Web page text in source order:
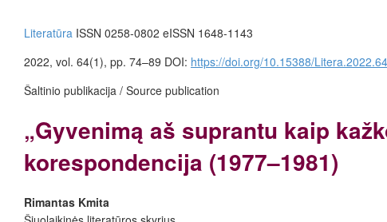
Literatūra ISSN 0258-0802 eISSN 1648-1143
2022, vol. 64(1), pp. 74–89 DOI: https://doi.org/10.15388/
Šaltinio publikacija / Source publication
„Gyvenimą aš suprantu kaip
korespondencija (1977–1981)
Rimantas Kmita